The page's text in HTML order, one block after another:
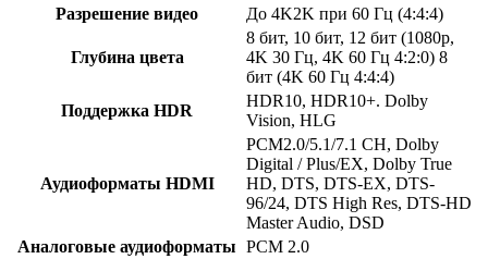
Разрешение видео
До 4K2K при 60 Гц (4:4:4)
Глубина цвета
8 бит, 10 бит, 12 бит (1080p,
4K 30 Гц, 4K 60 Гц 4:2:0) 8
бит (4K 60 Гц 4:4:4)
Поддержка HDR
HDR10, HDR10+. Dolby
Vision, HLG
Аудиоформаты HDMI
PCM2.0/5.1/7.1 CH, Dolby
Digital / Plus/EX, Dolby True
HD, DTS, DTS-EX, DTS-
96/24, DTS High Res, DTS-HD
Master Audio, DSD
Аналоговые аудиоформаты PCM 2.0